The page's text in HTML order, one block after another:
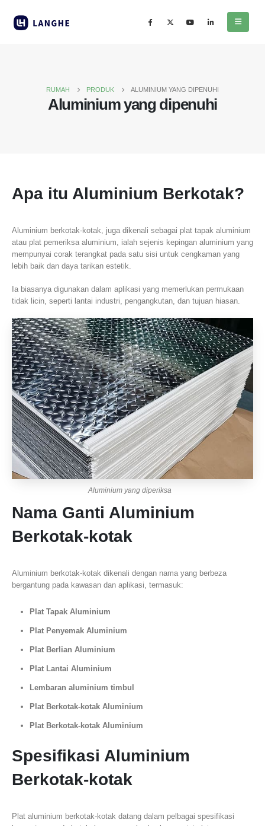
RUMAH PRODUK ALUMINIUM YANG DIPENUHI
Aluminium yang dipenuhi
Apa itu Aluminium Berkotak?
Aluminium berkotak-kotak, juga dikenali sebagai plat tapak aluminium
atau plat pemeriksa aluminium, ialah sejenis kepingan aluminium yang
mempunyai corak terangkat pada satu sisi untuk cengkaman yang
lebih baik dan daya tarikan estetik.
Ia biasanya digunakan dalam aplikasi yang memerlukan permukaan
tidak licin, seperti lantai industri, pengangkutan, dan tujuan hiasan.
Aluminium yang diperiksa
Nama Ganti Aluminium
Berkotak-kotak
Aluminium berkotak-kotak dikenali dengan nama yang berbeza
bergantung pada kawasan dan aplikasi, termasuk:
Plat Tapak Aluminium
Plat Penyemak Aluminium
Plat Berlian Aluminium
Plat Lantai Aluminium
Lembaran aluminium timbul
Plat Berkotak-kotak Aluminium
Plat Berkotak-kotak Aluminium
Spesifikasi Aluminium
Berkotak-kotak
Plat aluminium berkotak-kotak datang dalam pelbagai spesifikasi